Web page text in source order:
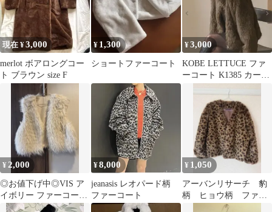
現在 ¥3,000
merlot ボアロングコー
ト ブラウン size F
¥ 1,300
ショートファーコート
¥3,000
KOBE LETTUCE ファ
ーコート K1385 カーキ
¥ 2,000
◎お値下げ中◎VIS ア
イボリー ファーコート
サイズF
¥8,000
jeanasis レオパード柄
ファーコート
¥ 1,050
アーバンリサーチ 豹
柄 ヒョウ柄 ファー